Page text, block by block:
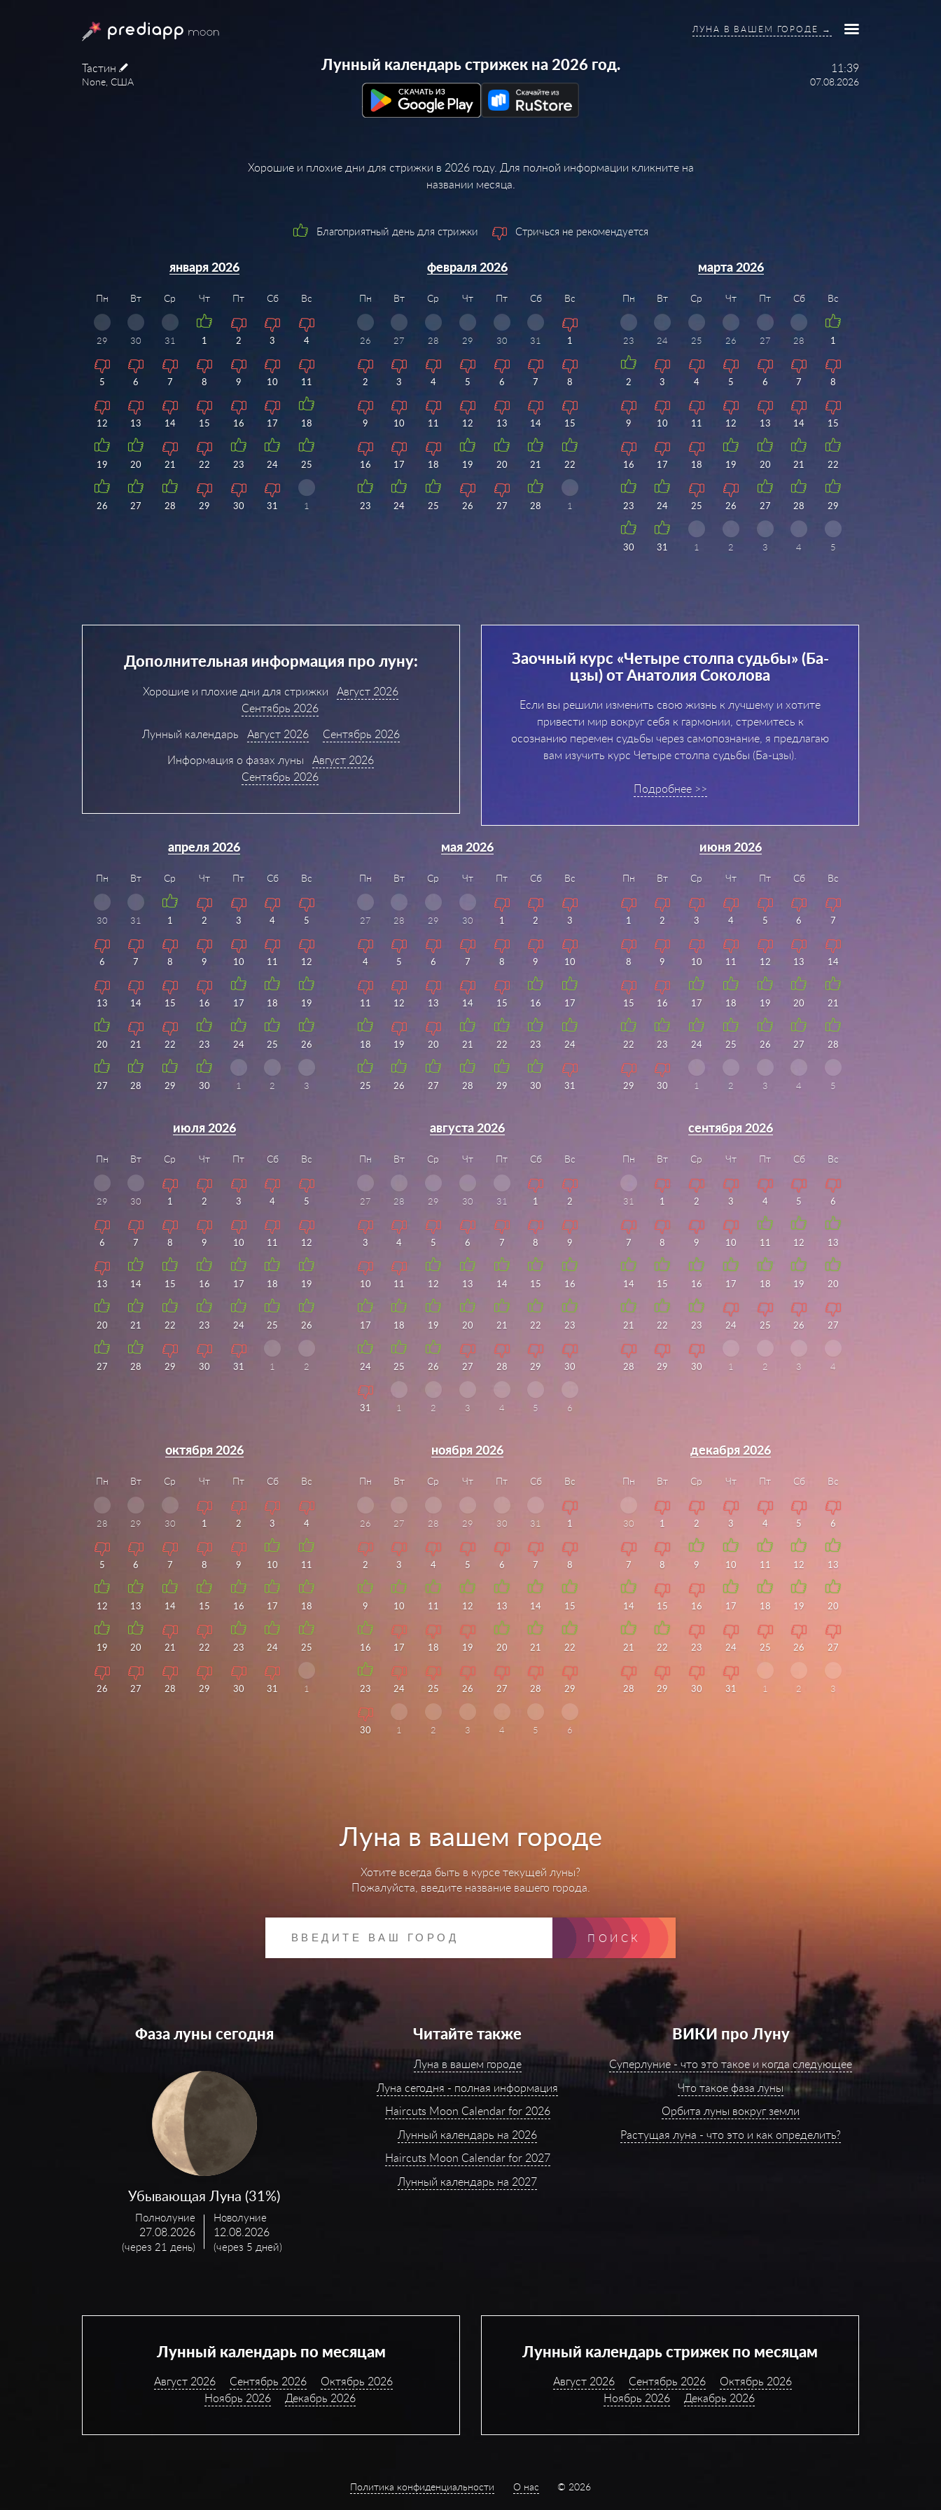
ЛУНА В ВАШЕМ ГОРОДЕ →
Тастин
None, США
11:39
07.08.2026
Лунный календарь стрижек на 2026 год.
Хорошие и плохие дни для стрижки в 2026 году. Для полной информации кликните на
названии месяца.
Благоприятный день для стрижки Стричься не рекомендуется
января 2026
Пн Вт Ср Чт Пт Сб Вс
29 30 31 1 2 3 4
5 6 7 8 9 10 11
12 13 14 15 16 17 18
19 20 21 22 23 24 25
26 27 28 29 30 31 1
февраля 2026
Пн Вт Ср Чт Пт Сб Вс
26 27 28 29 30 31 1
2 3 4 5 6 7 8
9 10 11 12 13 14 15
16 17 18 19 20 21 22
23 24 25 26 27 28 1
марта 2026
Пн Вт Ср Чт Пт Сб Вс
23 24 25 26 27 28 1
2 3 4 5 6 7 8
9 10 11 12 13 14 15
16 17 18 19 20 21 22
23 24 25 26 27 28 29
30 31 1 2 3 4 5
Дополнительная информация про луну:
Хорошие и плохие дни для стрижки Август 2026
Сентябрь 2026
Лунный календарь Август 2026
Сентябрь 2026
Информация о фазах луны Август 2026
Сентябрь 2026
Заочный курс «Четыре столпа судьбы» (Ба-
цзы) от Анатолия Соколова
Если вы решили изменить свою жизнь к лучшему и хотите
привести мир вокруг себя к гармонии, стремитесь к
осознанию перемен судьбы через самопознание, я предлагаю
вам изучить курс Четыре столпа судьбы (Ба-цзы).
Подробнее >>
апреля 2026
Пн Вт Ср Чт Пт Сб Вс
30 31 1 2 3 4 5
6 7 8 9 10 11 12
13 14 15 16 17 18 19
20 21 22 23 24 25 26
27 28 29 30 1 2 3
мая 2026
Пн Вт Ср Чт Пт Сб Вс
27 28 29 30 1 2 3
4 5 6 7 8 9 10
11 12 13 14 15 16 17
18 19 20 21 22 23 24
25 26 27 28 29 30 31
июня 2026
Пн Вт Ср Чт Пт Сб Вс
1 2 3 4 5 6 7
8 9 10 11 12 13 14
15 16 17 18 19 20 21
22 23 24 25 26 27 28
29 30 1 2 3 4 5
июля 2026
Пн Вт Ср Чт Пт Сб Вс
29 30 1 2 3 4 5
6 7 8 9 10 11 12
13 14 15 16 17 18 19
20 21 22 23 24 25 26
27 28 29 30 31 1 2
августа 2026
Пн Вт Ср Чт Пт Сб Вс
27 28 29 30 31 1 2
3 4 5 6 7 8 9
10 11 12 13 14 15 16
17 18 19 20 21 22 23
24 25 26 27 28 29 30
31 1 2 3 4 5 6
сентября 2026
Пн Вт Ср Чт Пт Сб Вс
31 1 2 3 4 5 6
7 8 9 10 11 12 13
14 15 16 17 18 19 20
21 22 23 24 25 26 27
28 29 30 1 2 3 4
октября 2026
Пн Вт Ср Чт Пт Сб Вс
28 29 30 1 2 3 4
5 6 7 8 9 10 11
12 13 14 15 16 17 18
19 20 21 22 23 24 25
26 27 28 29 30 31 1
ноября 2026
Пн Вт Ср Чт Пт Сб Вс
26 27 28 29 30 31 1
2 3 4 5 6 7 8
9 10 11 12 13 14 15
16 17 18 19 20 21 22
23 24 25 26 27 28 29
30 1 2 3 4 5 6
декабря 2026
Пн Вт Ср Чт Пт Сб Вс
30 1 2 3 4 5 6
7 8 9 10 11 12 13
14 15 16 17 18 19 20
21 22 23 24 25 26 27
28 29 30 31 1 2 3
Луна в вашем городе
Хотите всегда быть в курсе текущей луны?
Пожалуйста, введите название вашего города.
ПОИСК
Фаза луны сегодня
Убывающая Луна (31%)
Полнолуние
27.08.2026
(через 21 день)
Новолуние
12.08.2026
(через 5 дней)
Читайте также
Луна в вашем городе
Луна сегодня - полная информация
Haircuts Moon Calendar for 2026
Лунный календарь на 2026
Haircuts Moon Calendar for 2027
Лунный календарь на 2027
ВИКИ про Луну
Суперлуние - что это такое и когда следующее
Что такое фаза луны
Орбита луны вокруг земли
Растущая луна - что это и как определить?
Лунный календарь по месяцам
Август 2026
Сентябрь 2026
Октябрь 2026
Ноябрь 2026
Декабрь 2026
Лунный календарь стрижек по месяцам
Август 2026
Сентябрь 2026
Октябрь 2026
Ноябрь 2026
Декабрь 2026
Политика конфиденциальности О нас © 2026